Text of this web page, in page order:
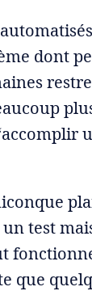
dont
test
que